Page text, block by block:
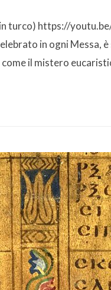
turco) https://
in ogni
il mistero